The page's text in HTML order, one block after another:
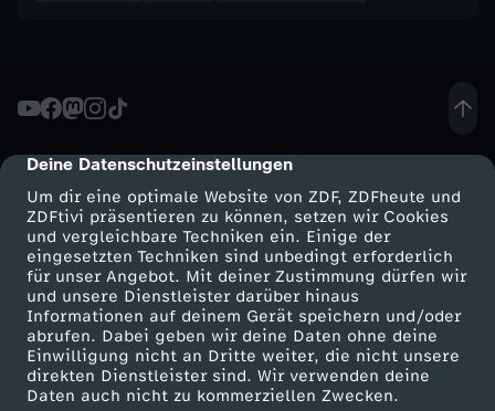
cmp-dialog-description
Deine Datenschutzeinstellungen
Um dir eine optimale Website von ZDF, ZDFheute und
ZDFtivi präsentieren zu können, setzen wir Cookies
und vergleichbare Techniken ein. Einige der
eingesetzten Techniken sind unbedingt erforderlich
für unser Angebot. Mit deiner Zustimmung dürfen wir
und unsere Dienstleister darüber hinaus
Informationen auf deinem Gerät speichern und/oder
abrufen. Dabei geben wir deine Daten ohne deine
Einwilligung nicht an Dritte weiter, die nicht unsere
direkten Dienstleister sind. Wir verwenden deine
Daten auch nicht zu kommerziellen Zwecken.
(
T
e
i
l
1
Mehr ZDF
ZDF-Apps
Smart TV
ZDFtext
Service
ZDFmitreden
Kontakt zum ZDF
Tickets